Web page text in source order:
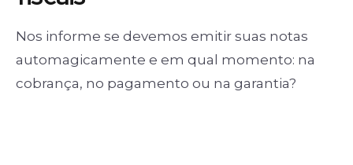
Nos informe se devemos emitir suas notas
automagicamente e em qual momento: na
cobrança, no pagamento ou na garantia?